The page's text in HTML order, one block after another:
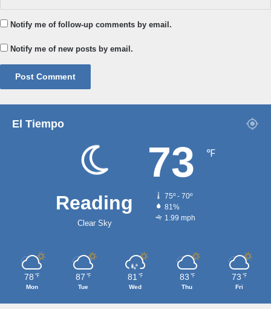
Notify me of follow-up comments by email.
Notify me of new posts by email.
El Tiempo
Reading
Clear Sky
73 ℉
75º - 70º
81%
1.99 mph
78 ℉
Mon
87 ℉
Tue
81 ℉
Wed
83 ℉
Thu
73 ℉
Fri